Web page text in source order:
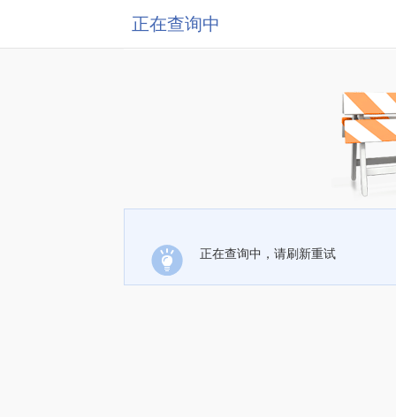
正在查询中
正在查询中，请刷新重试